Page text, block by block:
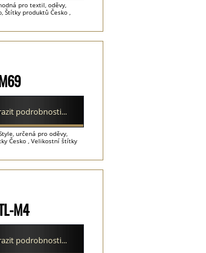
pro textil, oděvy,
Štítky produktů Česko ,
určená pro oděvy,
Česko , Velikostní štítky
podrobnosti...
M4
podrobnosti...